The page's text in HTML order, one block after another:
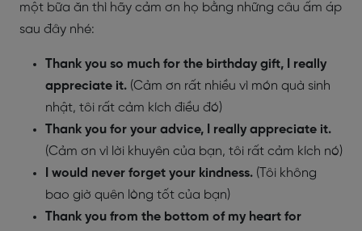
một bữa ăn thì hãy cảm ơn họ bằng những câu ấm áp
sau đây nhé:
Thank you so much for the birthday gift, I really
appreciate it. (Cảm ơn rất nhiều vì món quà sinh
nhật, tôi rất cảm kích điều đó)
Thank you for your advice, I really appreciate it.
(Cảm ơn vì lời khuyên của bạn, tôi rất cảm kích nó)
I would never forget your kindness. (Tôi không
bao giờ quên lòng tốt của bạn)
Thank you from the bottom of my heart for